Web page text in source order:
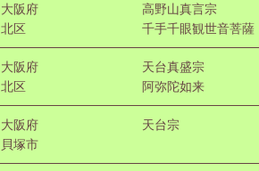
大阪府
北区
高野山真言宗
千手千眼観世音菩薩
大阪府
北区
天台真盛宗
阿弥陀如来
大阪府
貝塚市
天台宗